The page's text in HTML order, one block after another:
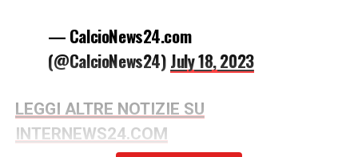
— CalcioNews24.com
(@CalcioNews24)July 18, 2023
LEGGI ALTRE NOTIZIE SU
INTERNEWS24.COM